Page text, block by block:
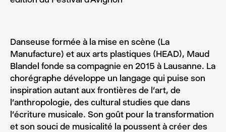
Danseuse formée à la mise en scène (La
Manufacture) et aux arts plastiques (HEAD), Maud
Blandel fonde sa compagnie en 2015 à Lausanne. La
chorégraphe développe un langage qui puise son
inspiration autant aux frontières de l’art, de
l’anthropologie, des cultural studies que dans
l’écriture musicale. Son goût pour la transformation
et son souci de musicalité la poussent à créer des